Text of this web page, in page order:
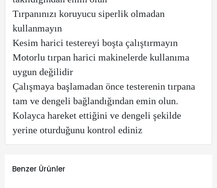
Tırpanınızı koruyucu siperlik olmadan
kullanmayın
Kesim harici testereyi boşta çalıştırmayın
Motorlu tırpan harici makinelerde kullanıma
uygun değilidir
Çalışmaya başlamadan önce testerenin tırpana
tam ve dengeli bağlandığından emin olun.
Kolayca hareket ettiğini ve dengeli şekilde
yerine oturduğunu kontrol ediniz
Benzer Ürünler